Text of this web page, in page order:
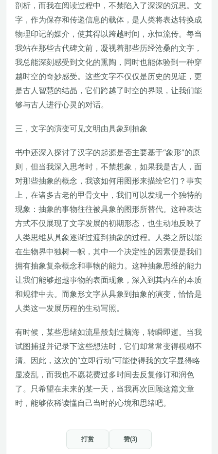
剖析，而我在阅读过程中，不禁陷入了深深的沉思。文
字，作为保存和传递信息的载体，是人类将表达转换成
物理印记的媒介，使其得以跨越时间，永恒流传。每当
我站在那些古代碑文前，凝视着那些历经沧桑的文字，
我总能深刻感受到文化的熏陶，同时也能体验到一种穿
越时空的奇妙感受。这些文字不仅仅是历史的见证，更
是古人智慧的结晶，它们跨越了时空的界限，让我们能
够与古人进行心灵的对话。
三，文字的演变可见文明由具象到抽象
书中还深入探讨了汉字的起源是否主要基于“象形”的原
则，但当我深入思考时，不禁想象，如果我是古人，面
对那些抽象的概念，我该如何用图形来描绘它们？事实
上，在诸多古老的甲骨文中，我们可以发现一个独特的
现象：抽象的事物往往被具象的图形所替代。这种表达
方式不仅展现了文字发展的初期形态，也生动地反映了
人类思维从具象逐渐过渡到抽象的过程。人类之所以能
在生物界中独树一帜，其中一个决定性的因素便是我们
拥有抽象复杂概念和事物的能力。这种抽象思维的能力
让我们能够超越事物的表面现象，深入到其内在的本质
和规律中去。而象形文字从具象到抽象的演变，恰恰是
人类这一发展历程的生动写照。
有时候，某些思绪如流星般划过脑海，转瞬即逝。当我
试图捕捉并记录下这些想法时，它们却常常变得模糊不
清。因此，这次的“立即行动”可能使得我的文字显得略
显凌乱，而我也不愿花费过多时间去反复修订和润色
了。只希望在未来的某一天，当我再次回顾这篇文章
时，能够依稀读懂自己当时的心境和思绪吧。
打赏 赞(3)